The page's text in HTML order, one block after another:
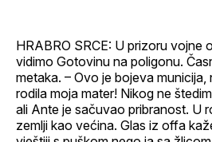
HRABRO SRCE: U prizoru vojne
vidimo Gotovinu na poligonu.
metaka. – Ovo je bojeva
rodila moja mater! Nikog ne
ali Ante je sačuvao pribranost. U
zemlji kao većina. Glas iz offa